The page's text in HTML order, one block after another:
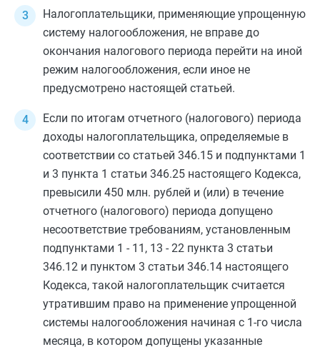
Налогоплательщики, применяющие упрощенную
систему налогообложения, не вправе до
окончания налогового периода перейти на иной
режим налогообложения, если иное не
предусмотрено настоящей статьей.
Если по итогам отчетного (налогового) периода
доходы налогоплательщика, определяемые в
соответствии со статьей 346.15 и подпунктами 1
и 3 пункта 1 статьи 346.25 настоящего Кодекса,
превысили 450 млн. рублей и (или) в течение
отчетного (налогового) периода допущено
несоответствие требованиям, установленным
подпунктами 1 - 11 , 13 - 22 пункта 3 статьи
346.12 и пунктом 3 статьи 346.14 настоящего
Кодекса, такой налогоплательщик считается
утратившим право на применение упрощенной
системы налогообложения начиная с 1-го числа
месяца, в котором допущены указанные